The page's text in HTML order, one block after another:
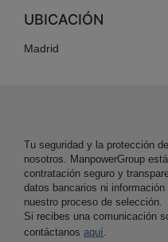
UBICACIÓN
Madrid
Tu seguridad y la protección
nosotros. ManpowerGroup
contratación seguro y
datos bancarios ni
nuestro proceso de selección.
Si recibes una comunicación
contáctanos aquí